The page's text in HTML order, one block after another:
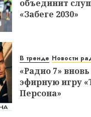
объединит
«Забеге 2030»
В тренде Новости
«Радио 7»
эфирную игру
Персона»